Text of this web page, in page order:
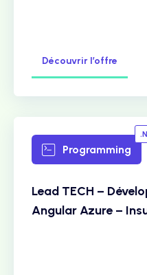
Découvrir l’offre
Programming
Lead TECH –
Angular Azure –